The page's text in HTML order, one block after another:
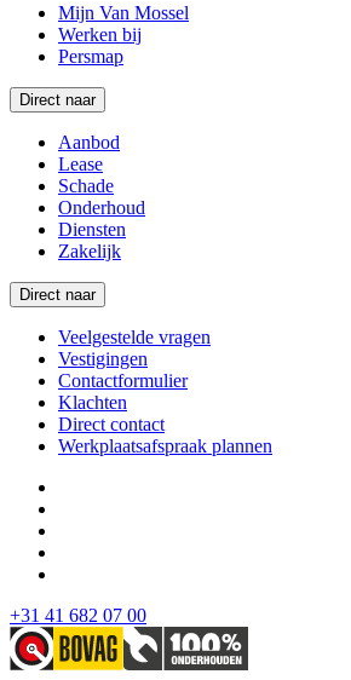
Mijn Van Mossel
Werken bij
Persmap
Direct naar
Aanbod
Lease
Schade
Onderhoud
Diensten
Zakelijk
Direct naar
Veelgestelde vragen
Vestigingen
Contactformulier
Klachten
Direct contact
Werkplaatsafspraak plannen
+31 41 682 07 00